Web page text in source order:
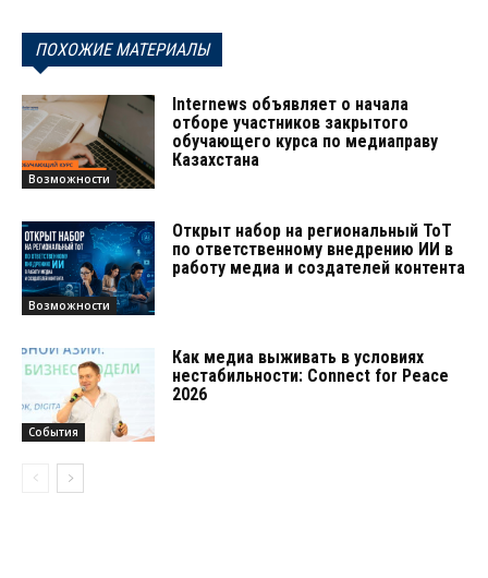
ПОХОЖИЕ МАТЕРИАЛЫ
Возможности
Internews объявляет о начала
отборе участников закрытого
обучающего курса по медиаправу
Казахстана
Возможности
Открыт набор на региональный ТоТ
по ответственному внедрению ИИ в
работу медиа и создателей контента
События
Как медиа выживать в условиях
нестабильности: Connect for Peace
2026